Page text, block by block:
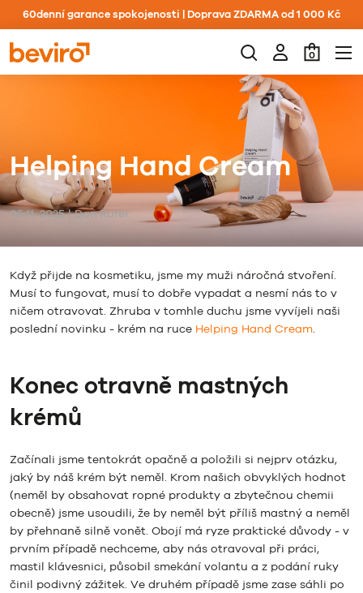
60denní garance spokojenosti | Doprava ZDARMA od 1 000 Kč
0
Helping Hand Cream
05.11. 2025 | Dan Rufer
Když přijde na kosmetiku, jsme my muži náročná stvoření.
Musí to fungovat, musí to dobře vypadat a nesmí nás to v
ničem otravovat. Zhruba v tomhle duchu jsme vyvíjeli naši
poslední novinku - krém na ruce Helping Hand Cream.
Konec otravně mastných
krémů
Začínali jsme tentokrát opačně a položili si nejprv otázku,
jaký by náš krém být neměl. Krom našich obvyklých hodnot
(neměl by obsahovat ropné produkty a zbytečnou chemii
obecně) jsme usoudili, že by neměl být příliš mastný a neměl
by přehnaně silně vonět. Obojí má ryze praktické důvody - v
prvním případě nechceme, aby nás otravoval při práci,
mastil klávesnici, působil smekání volantu a z podání ruky
činil podivný zážitek. Ve druhém případě jsme zase sáhli po